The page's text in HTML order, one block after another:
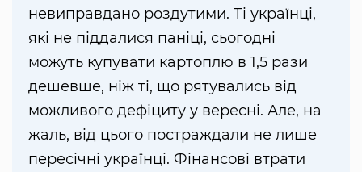
невиправдано роздутими. Ті українці,
які не піддалися паніці, сьогодні
можуть купувати картоплю в 1,5 рази
дешевше, ніж ті, що рятувались від
можливого дефіциту у вересні. Але, на
жаль, від цього постраждали не лише
пересічні українці. Фінансові втрати